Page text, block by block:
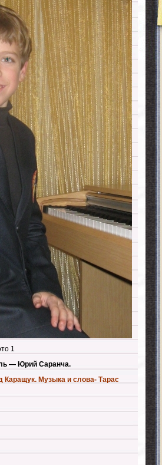
1
— Юрий Саранча.
Каращук. Музыка и слова- Тарас